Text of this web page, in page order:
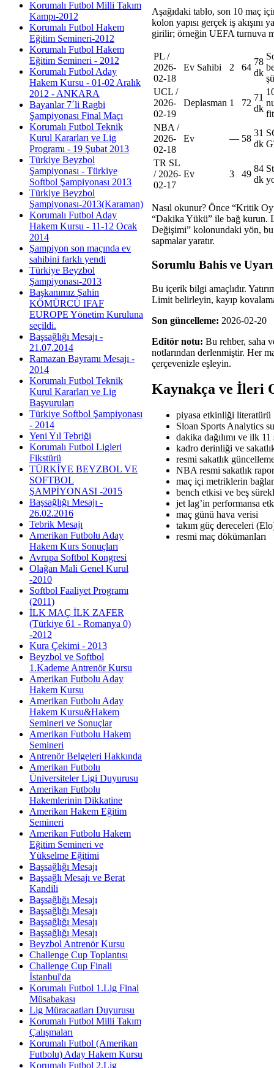
Korumalı Futbol Milli Takım
Kampı-2012
Korumalı Futbol Hakem
Eğitim Semineri-2012
Korumalı Futbol Hakem
Eğitim Semineri - 2012
Korumalı Futbol Aday
Hakem Kursu - 01-02 Aralık
2012 - ANKARA
Bayanlar 7´li Ragbi
Şampiyonası Final Maçı
Korumalı Futbol Teknik
Kurul Kararları ve Lig
Programı - 19 Şubat 2013
Türkiye Beyzbol
Şampiyonası - Türkiye
Softbol Şampiyonası 2013
Türkiye Beyzbol
Şampiyonası-2013(Karaman)
Korumalı Futbol Aday
Hakem Kursu - 11-12 Ocak
2014
Şampiyon son maçında ev
sahibini farklı yendi
Türkiye Beyzbol
Şampiyonası-2013
Başkanımız Şahin
KÖMÜRCÜ IFAF
EUROPE Yönetim Kuruluna
seçildi.
Başsağlığı Mesajı -
21.07.2014
Ramazan Bayramı Mesajı -
2014
Korumalı Futbol Teknik
Kurul Kararları ve Lig
Başvuruları
Türkiye Softbol Şampiyonası
- 2014
Yeni Yıl Tebriği
Korumalı Futbol Ligleri
Fikstürü
TÜRKİYE BEYZBOL VE
SOFTBOL
ŞAMPİYONASI -2015
Başsağlığı Mesajı -
26.02.2016
Tebrik Mesajı
Amerikan Futbolu Aday
Hakem Kurs Sonuçları
Avrupa Softbol Kongresi
Olağan Mali Genel Kurul
-2010
Softbol Faaliyet Programı
(2011)
İLK MAÇ İLK ZAFER
(Türkiye 61 - Romanya 0)
-2012
Kura Çekimi - 2013
Beyzbol ve Softbol
1.Kademe Antrenör Kursu
Amerikan Futbolu Aday
Hakem Kursu
Amerikan Futbolu Aday
Hakem Kursu&Hakem
Semineri ve Sonuçlar
Amerikan Futbolu Hakem
Semineri
Antrenör Belgeleri Hakkında
Amerikan Futbolu
Üniversiteler Ligi Duyurusu
Amerikan Futbolu
Hakemlerinin Dikkatine
Amerikan Hakem Eğitim
Semineri
Amerikan Futbolu Hakem
Eğitim Semineri ve
Yükselme Eğitimi
Başsağlığı Mesajı
Başsağlı Mesajı ve Berat
Kandili
Başsağlığı Mesajı
Başsağlığı Mesajı
Başsağlığı Mesajı
Başsağlığı Mesajı
Beyzbol Antrenör Kursu
Challenge Cup Toplantısı
Challenge Cup Finali
İstanbul'da
Korumalı Futbol 1.Lig Final
Müsabakası
Lig Müracaatları Duyurusu
Korumalı Futbol Milli Takım
Çalışmaları
Korumalı Futbol (Amerikan
Futbolu) Aday Hakem Kursu
Korumalı Futbol 2.Lig
Aşağıdaki tablo, son 10 maç
kolon yapısı gerçek iş akışını
girilir; örneğin UEFA turnuva
PL /
2026-
02-18
Ev Sahibi 2 64
78
dk
UCL /
2026-
02-19
Deplasman 1 72
71
dk
fit
NBA /
2026-
02-18
Ev — 58
31
dk
TR SL
/ 2026-
02-17
Ev 3 49
84
dk
Nasıl okunur? Önce “Kritik
“Dakika Yükü” ile bağ kurun.
Değişimi” kolonundaki yön, bu
sapmalar yaratır.
Sorumlu Bahis ve Uyarı
Bu içerik bilgi amaçlıdır.
Limit belirleyin, kayıp
Son güncelleme: 2026-02-20
Editör notu: Bu rehber, saha
notlarından derlenmiştir. Her
çerçevenizle eşleyin.
Kaynakça ve İleri
piyasa etkinliği literatürü
Sloan Sports Analytics
dakika dağılımı ve ilk
kadro derinliği ve
resmi sakatlık
NBA resmi sakatlık
maç içi metriklerin
bench etkisi ve beş
jet lag’in performansa
maç günü hava verisi
takım güç dereceleri
resmi maç dökümanları